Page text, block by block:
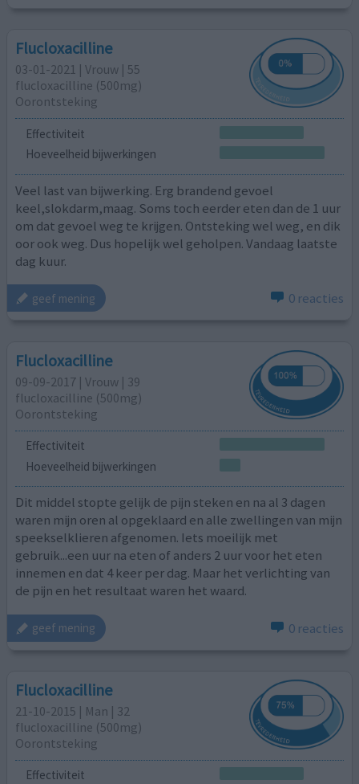
Flucloxacilline
03-01-2021 | Vrouw | 55
flucloxacilline (500mg)
Oorontsteking
Effectiviteit
Hoeveelheid bijwerkingen
Veel last van bijwerking. Erg brandend gevoel
keel,slokdarm,maag. Soms toch eerder eten dan de 1 uur
om dat gevoel weg te krijgen. Ontsteking wel weg, en dik
oor ook weg. Dus hopelijk wel geholpen. Vandaag laatste
dag kuur.
geef mening 0 reacties
Flucloxacilline
09-09-2017 | Vrouw | 39
flucloxacilline (500mg)
Oorontsteking
Effectiviteit
Hoeveelheid bijwerkingen
Dit middel stopte gelijk de pijn steken en na al 3 dagen
waren mijn oren al opgeklaard en alle zwellingen van mijn
speekselklieren afgenomen. Iets moeilijk met
gebruik...een uur na eten of anders 2 uur voor het eten
innemen en dat 4 keer per dag. Maar het verlichting van
de pijn en het resultaat waren het waard.
geef mening 0 reacties
Flucloxacilline
21-10-2015 | Man | 32
flucloxacilline (500mg)
Oorontsteking
Effectiviteit